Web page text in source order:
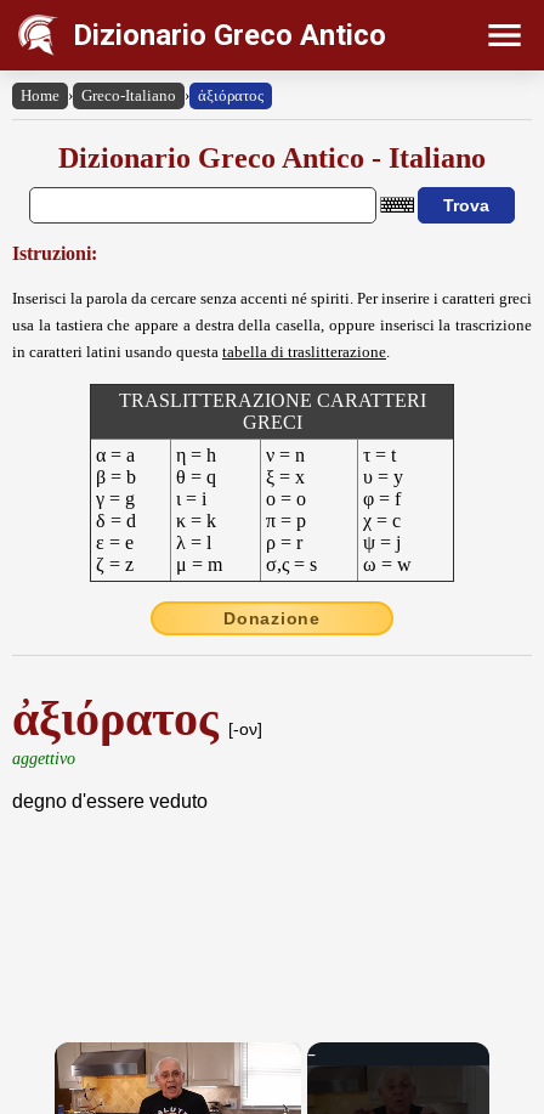
Dizionario Greco Antico
Home › Greco-Italiano › ἀξιόρατος
Dizionario Greco Antico - Italiano
Istruzioni:
Inserisci la parola da cercare senza accenti né spiriti. Per inserire i caratteri greci
usa la tastiera che appare a destra della casella, oppure inserisci la trascrizione
in caratteri latini usando questa tabella di traslitterazione
TRASLITTERAZIONE CARATTERI
GRECI
α = a
β = b
γ = g
δ = d
ε = e
ζ = z
η = h
θ = q
ι = i
κ = k
λ = l
μ = m
ν = n
ξ = x
ο = o
π = p
ρ = r
σ,ς = s
τ = t
υ = y
φ = f
χ = c
ψ = j
ω = w
Donazione
ἀξιόρατος [-ον]
aggettivo
degno d'essere veduto